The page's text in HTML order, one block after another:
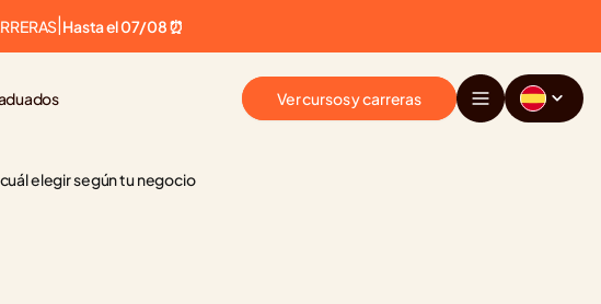
Hasta el 07/08 ⏰
Ver cursos y carreras
elegir según tu negocio